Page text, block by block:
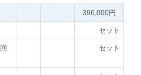
396,000円
セット
セット